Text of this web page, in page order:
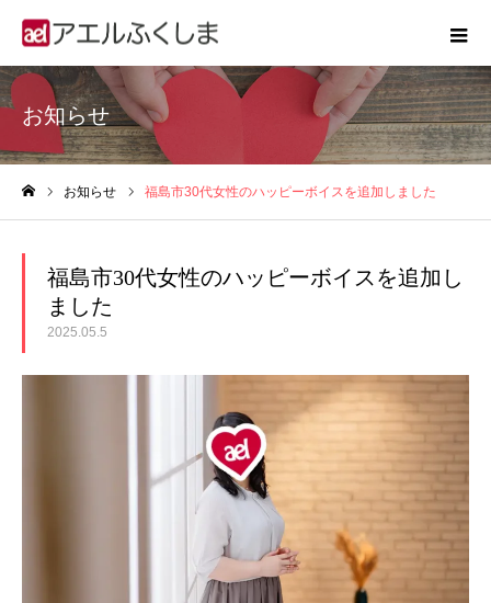
お知らせ
お知らせ 福島市30代女性のハッピーボイスを追加しました
福島市30代女性のハッピーボイスを追加し
ました
2025.05.5